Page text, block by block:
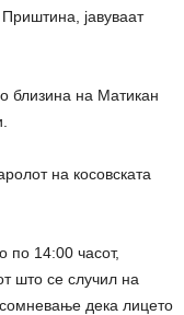
јавуваат
близина на Матикан
на косовската
по 14:00 часот,
што се случил на
дека лицето